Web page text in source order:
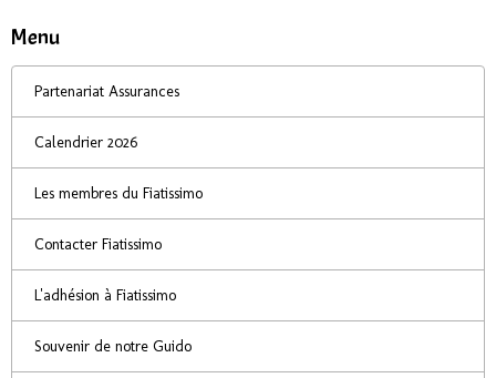
Menu
Partenariat Assurances
Calendrier 2026
Les membres du Fiatissimo
Contacter Fiatissimo
L'adhésion à Fiatissimo
Souvenir de notre Guido